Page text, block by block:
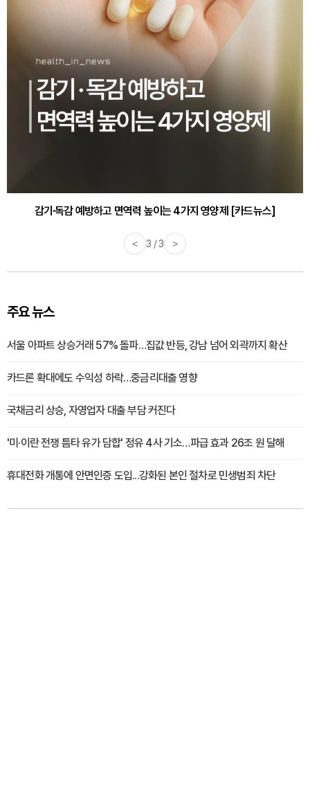
감기·독감 예방하고 면역력 높이는 4가지 영양제 [카드뉴스]
< 3 / 3 >
주요 뉴스
서울 아파트 상승거래 57% 돌파…집값 반등, 강남 넘어 외곽까지 확산
카드론 확대에도 수익성 하락…중금리대출 영향
국채금리 상승, 자영업자 대출 부담 커진다
'미·이란 전쟁 틈타 유가 담합' 정유 4사 기소…파급 효과 26조 원 달해
휴대전화 개통에 안면인증 도입...강화된 본인 절차로 민생범죄 차단